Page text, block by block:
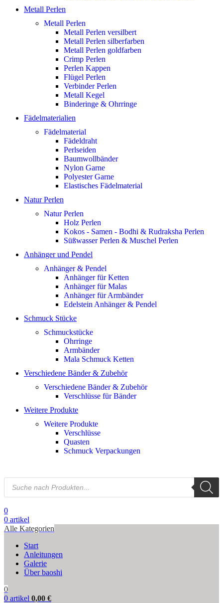
Metall Perlen
Metall Perlen
Metall Perlen versilbert
Metall Perlen silberfarben
Metall Perlen goldfarben
Crimp Perlen
Perlen Kappen
Flügel Perlen
Verbinder Perlen
Metall Kegel
Binderinge & Ohrringe
Fädelmaterialien
Fädelmaterial
Fädeldraht
Perlseiden
Baumwollbänder
Nylon Garne
Polyester Garne
Elastisches Fädelmaterial
Natur Perlen
Natur Perlen
Holz Perlen
Kokos - Samen - Bodhi & Rudraksha Perlen
Süßwasser Perlen & Muschel Perlen
Anhänger und Pendel
Anhänger & Pendel
Anhänger für Ketten
Anhänger für Malas
Anhänger für Armbänder
Edelstein Anhänger & Pendel
Schmuck Stücke
Schmuckstücke
Ohrringe
Armbänder
Mala Schmuck Ketten
Verschiedene Bänder & Zubehör
Verschiedene Bänder & Zubehör
Verschlüsse für Bänder
Weitere Produkte
Weitere Produkte
Verschlüsse
Quasten
Schmuck Verpackungen
0
0 artikel
Alle Kategorien
Start
Anleitungen
Galerie
Über baoshi
0
0 artikel 0,00 €